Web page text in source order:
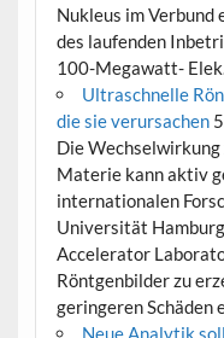
Nukleus im Verbund
des laufenden
100-Megawatt-
Ultraschnelle
die sie verursachen
Die
Materie kann aktiv
internationalen
Universität
Accelerator
Röntgenbilder zu
geringeren Schäden
Neue Analytik